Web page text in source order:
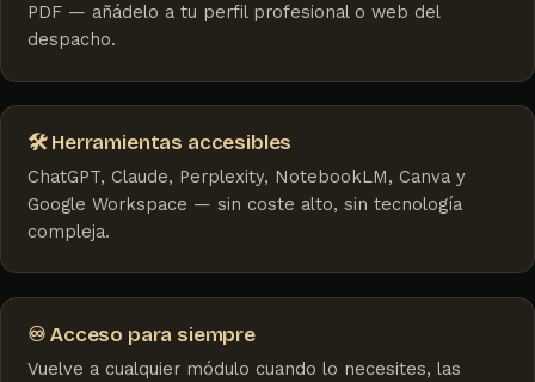
PDF — añádelo a tu perfil profesional o web del
despacho.
🛠️ Herramientas accesibles
ChatGPT, Claude, Perplexity, NotebookLM, Canva y
Google Workspace — sin coste alto, sin tecnología
compleja.
♾️ Acceso para siempre
Vuelve a cualquier módulo cuando lo necesites, las